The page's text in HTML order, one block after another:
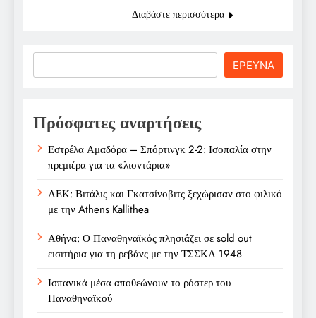
Διαβάστε περισσότερα
ΕΡΕΥΝΑ
Πρόσφατες αναρτήσεις
Εστρέλα Αμαδόρα – Σπόρτινγκ 2-2: Ισοπαλία στην
πρεμιέρα για τα «λιοντάρια»
ΑΕΚ: Βιτάλις και Γκατσίνοβιτς ξεχώρισαν στο φιλικό
με την Athens Kallithea
Αθήνα: Ο Παναθηναϊκός πλησιάζει σε sold out
εισιτήρια για τη ρεβάνς με την ΤΣΣΚΑ 1948
Ισπανικά μέσα αποθεώνουν το ρόστερ του
Παναθηναϊκού